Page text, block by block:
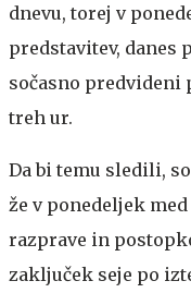
dnevu, torej v
predstavitev, danes
sočasno predvideni
treh ur.
Da bi temu sledili,
že v ponedeljek
razprave in
zaključek seje po